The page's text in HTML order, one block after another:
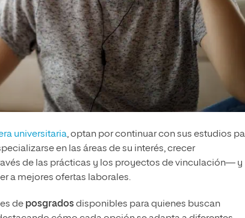
universitaria, optan por continuar con sus estudios
en las áreas de su interés, crecer
de las prácticas y los proyectos de vinculación— y
a mejores ofertas laborales.
de posgradosdisponibles para quienes buscan